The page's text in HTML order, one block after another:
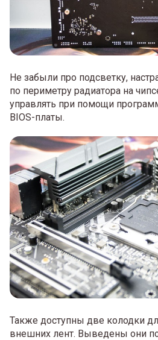
Не забыли про подсветку,
по периметру радиатора на
управлять при помощи
BIOS-платы.
Также доступны две колодки
внешних лент. Выведены они